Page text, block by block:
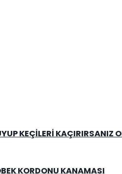
KEÇILERI KAÇIRIRSANIZ
KORDONU KANAMASI